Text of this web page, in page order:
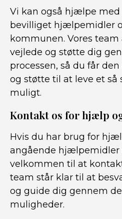
Vi kan også hjælpe med
bevilliget hjælpemidler
kommunen. Vores
vejlede og støtte dig
processen, så du får
og støtte til at leve et
muligt.
Kontakt os for hjælp
Hvis du har brug for
angående hjælpemidler
velkommen til at
team står klar til at
og guide dig gennem
muligheder.